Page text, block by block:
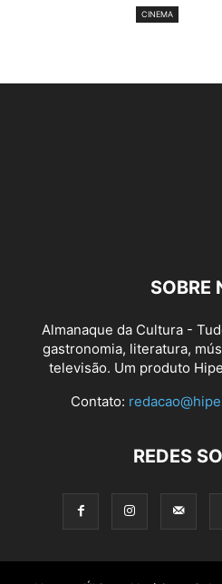
CINEMA
SOBRE
Almanaque da Cultura -
gastronomia, literatura,
televisão. Um produto
Contato:
REDES